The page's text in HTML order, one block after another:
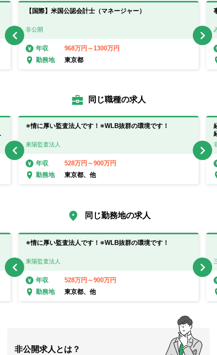
【国際】米国公認会計士（マネージャー）
非公開
年収
968万円～1300万円
勤務地
東京都
同じ職種の求人
※情に厚い監査法人です！※WLB抜群の環境です！
東陽監査法人
年収
528万円～900万円
勤務地
東京都、他
同じ勤務地の求人
※情に厚い監査法人です！※WLB抜群の環境です！
東陽監査法人
年収
528万円～900万円
勤務地
東京都、他
非公開求人とは？